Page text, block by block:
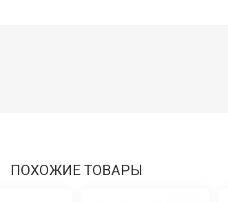
ПОХОЖИЕ ТОВАРЫ